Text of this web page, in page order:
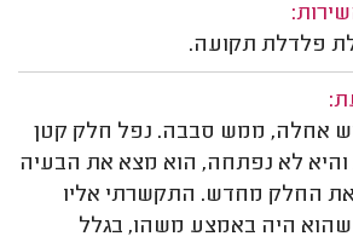
פלדלת תקועה.
אחלה, ממש סבבה. נפל חלק קטן
לא נפתחה, הוא מצא את הבעיה
את החלק מחדש. התקשרתי אליו
שהוא היה באמצע משהו, בגלל